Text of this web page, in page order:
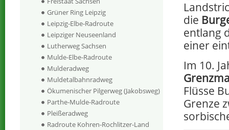
die
entlang
einer
Im 10.
Flüsse
Grenze
Grüner Ring Leipzig
Leipzig-Elbe-Radroute
Leipziger Neuseenland
Lutherweg Sachsen
Mulde-Elbe-Radroute
Mulderadweg
Muldetalbahnradweg
Ökumenischer Pilgerweg (Jakobsweg)
Parthe-Mulde-Radroute
Pleißeradweg
Radroute Kohren-Rochlitzer-Land